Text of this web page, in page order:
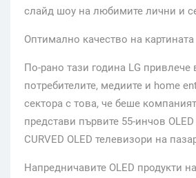
слайд шоу на любимите лични и
Оптимално качество на картината
По-рано тази година LG
потребителите, медиите и home
сектора с това, че беше
представи първите 55-инчов
CURVED OLED телевизори на
Напредничавите OLED продукти